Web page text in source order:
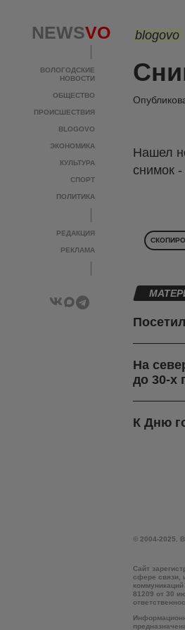
NEWSVO
ВОЛОГОДСКИЕ
НОВОСТИ
ОБЩЕСТВО
ПРОИСШЕСТВИЯ
BLOGOVO
ЭКОНОМИКА
КУЛЬТУРА
СПОРТ
ПОЛИТИКА
РЕДАКЦИЯ
РЕКЛАМА
blogovo
Нашел
снимок
На
до 30-х
К Дню
© 2004-2025.
Сайт
сфере связи,
81209 от 30